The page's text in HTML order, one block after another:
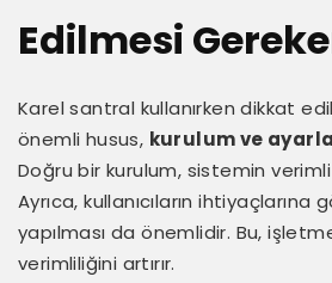
Edilmesi
Karel santral kullanırken dikkat
önemli husus, kurulum ve
Doğru bir kurulum, sistemin verimli
Ayrıca, kullanıcıların ihtiyaçlarına
yapılması da önemlidir. Bu,
verimliliğini artırır.